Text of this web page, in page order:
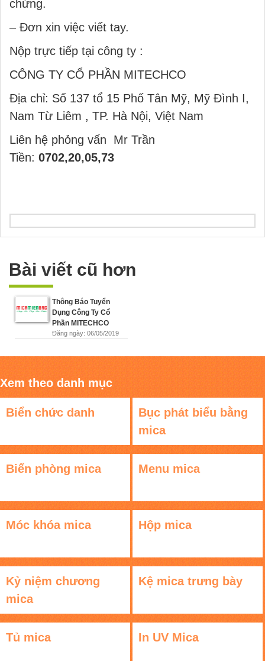
chứng.
– Đơn xin việc viết tay.
Nộp trực tiếp tại công ty :
CÔNG TY CỔ PHẦN MITECHCO
Địa chỉ: Số 137 tổ 15 Phố Tân Mỹ, Mỹ Đình I,
Nam Từ Liêm , TP. Hà Nội, Việt Nam
Liên hệ phỏng vấn Mr Trần
Tiền: 0702,20,05,73
Bài viết cũ hơn
Thông Báo Tuyển
Dụng Công Ty Cổ
Phần MITECHCO
Đăng ngày: 06/05/2019
Xem theo danh mục
Biển chức danh
Bục phát biểu bằng
mica
Biển phòng mica Menu mica
Móc khóa mica Hộp mica
Kỷ niệm chương
mica
Kệ mica trưng bày
Tủ mica In UV Mica